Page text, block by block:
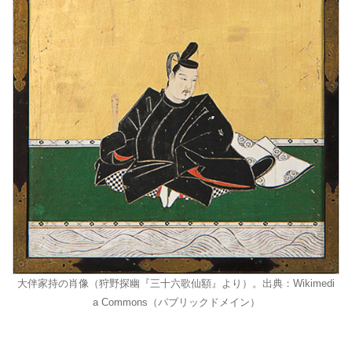
大伴家持の肖像（狩野探幽『三十六歌仙額』より）。出典：Wikimedi
a Commons（パブリックドメイン）